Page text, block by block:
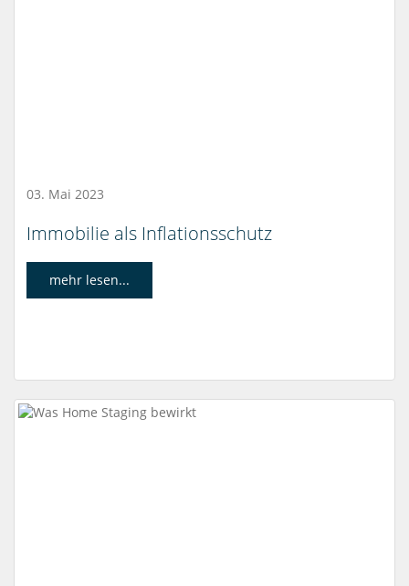
03. Mai 2023
Immobilie als Inflationsschutz
mehr lesen...